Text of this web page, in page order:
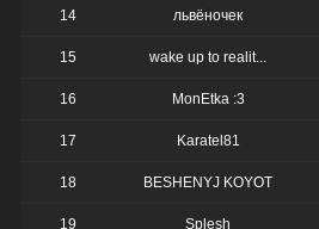
14 львёночек
15 wake up to realit...
16 MonEtka :3
17 Karatel81
18 BESHENYJ KOYOT
19 Splesh